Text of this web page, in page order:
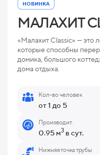
НОВИНКА
МАЛАХИТ
«Малахит Classic» — это
которые способны
домика, большого
дома отдыха.
Кол-во человек
от 1 до 5
Производит.
0.95 м3 в сут.
Нижняя точка трубы